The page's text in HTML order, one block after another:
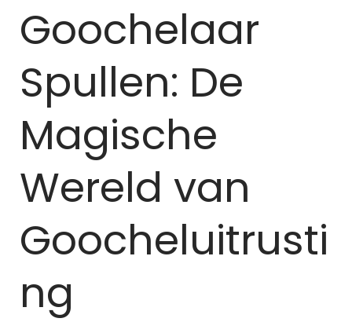
Goochelaar
Spullen: De
Magische
Wereld van
Goocheluitrusti
ng